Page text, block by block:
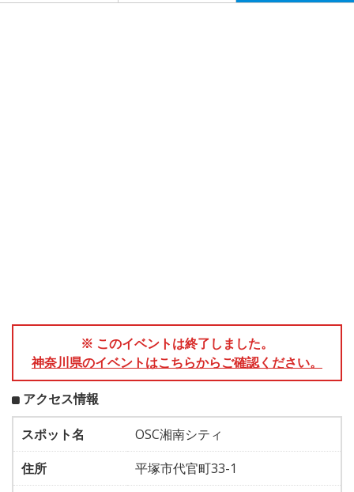
※ このイベントは終了しました。
神奈川県のイベントはこちらからご確認ください。
アクセス情報
スポット名
OSC湘南シティ
住所
平塚市代官町33-1